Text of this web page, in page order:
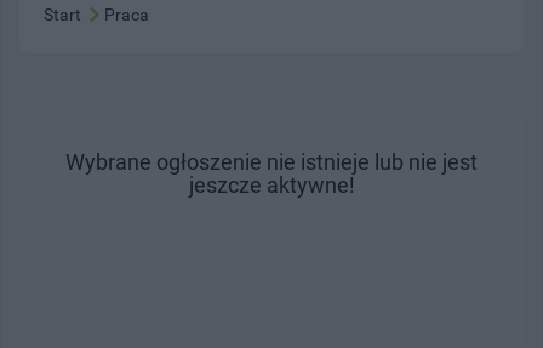
Start Praca
Wybrane ogłoszenie nie istnieje lub nie jest
jeszcze aktywne!